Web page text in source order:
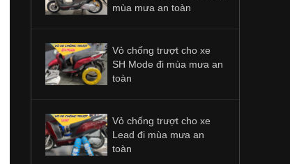
mùa mưa an toàn
Vỏ chống trượt cho xe
SH Mode đi mùa mưa an
toàn
Vỏ chống trượt cho xe
Lead đi mùa mưa an
toàn